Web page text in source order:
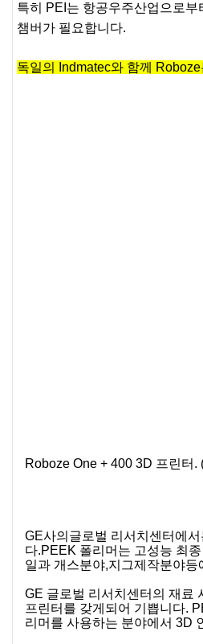
특히 PEI는 항공우주산업으로
챔버가 필요합니다.
독일의 Indmatec와 함께
Roboze One + 400 3D 프린터.
GE사의글로벌 리서치센터에
다.PEEK 폴리머는 고성능 최
일과 개스분야,지그제작분야등
GE 글로벌 리서치센터의 재료
프린터를 갖게되어 기쁩니다.
리머를 사용하는 분야에서 3D